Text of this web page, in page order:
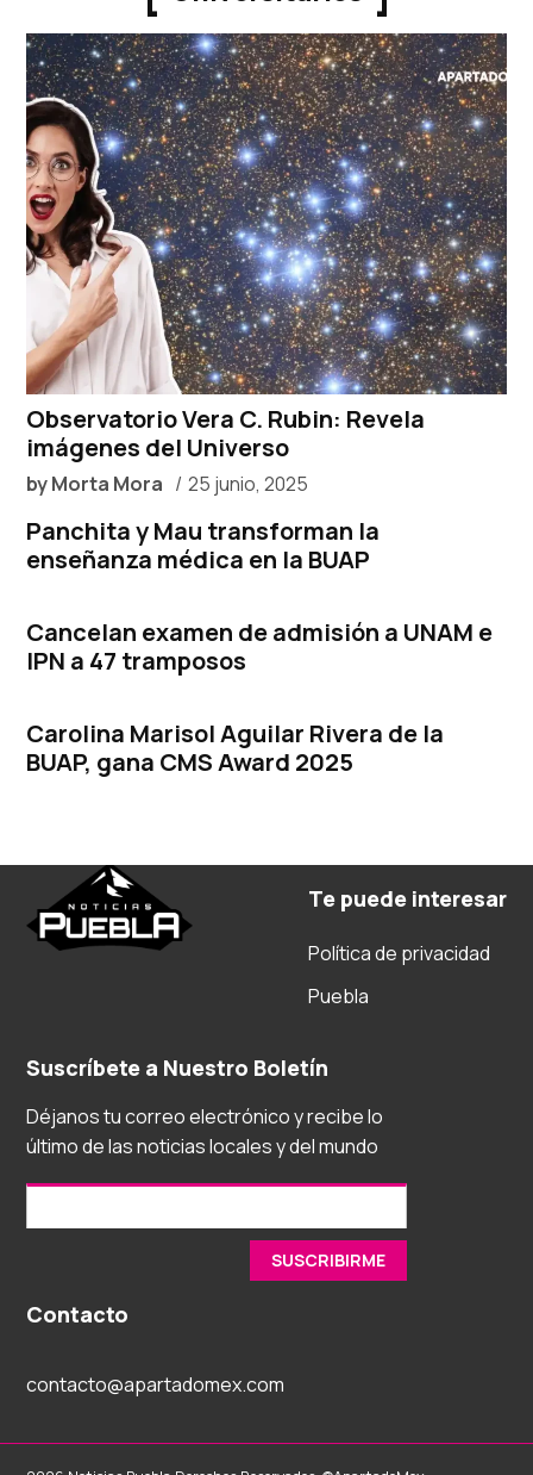
Observatorio Vera C. Rubin: Revela
imágenes del Universo
byMorta Mora 25 junio, 2025
Panchita y Mau transforman la
enseñanza médica en la BUAP
Cancelan examen de admisión a UNAM e
IPN a 47 tramposos
Carolina Marisol Aguilar Rivera de la
BUAP, gana CMS Award 2025
Te puede interesar
Política de privacidad
Puebla
Suscríbete a Nuestro Boletín
Déjanos tu correo electrónico y recibe lo
último de las noticias locales y del mundo
Contacto
contacto@apartadomex.com